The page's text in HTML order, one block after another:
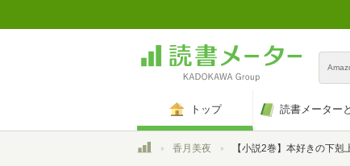
トップ 読書メーター
トップ香月美夜 【小説2巻】本好きの下剋上～司書になるためには手段を選んでいられませ